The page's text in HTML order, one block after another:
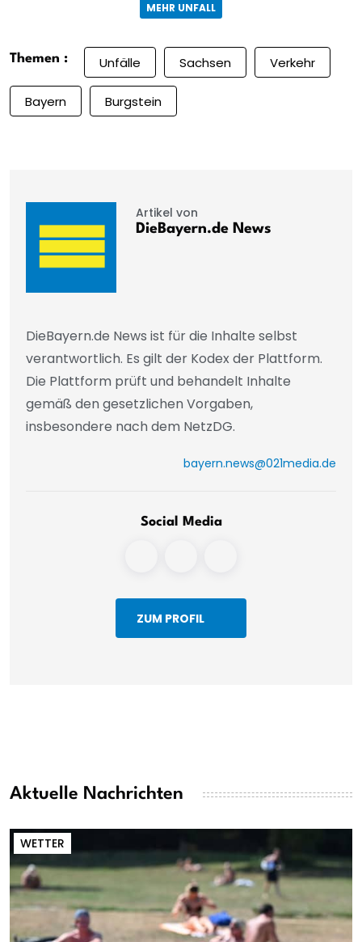
MEHR UNFALL
Themen : Unfälle Sachsen Verkehr
Bayern Burgstein
Artikel von
DieBayern.de News
DieBayern.de News ist für die Inhalte selbst
verantwortlich. Es gilt der Kodex der Plattform.
Die Plattform prüft und behandelt Inhalte
gemäß den gesetzlichen Vorgaben,
insbesondere nach dem NetzDG.
bayern.news@021media.de
Social Media
ZUM PROFIL
Aktuelle Nachrichten
WETTER